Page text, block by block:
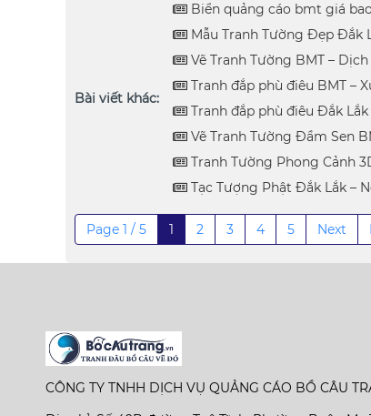
Bài viết khác:
Biển quảng cáo bmt giá
Mẫu Tranh Tường Đẹp Đắk
Vẽ Tranh Tường BMT –
Tranh đắp phù điêu BMT –
Tranh đắp phù điêu Đắk
Vẽ Tranh Tường Đầm Sen
Tranh Tường Phong Cảnh
Tạc Tượng Phật Đắk Lắk –
Page 1 / 5 1 2 3 4 5 Next
CÔNG TY TNHH DỊCH VỤ QUẢNG CÁO BỒ CÂU